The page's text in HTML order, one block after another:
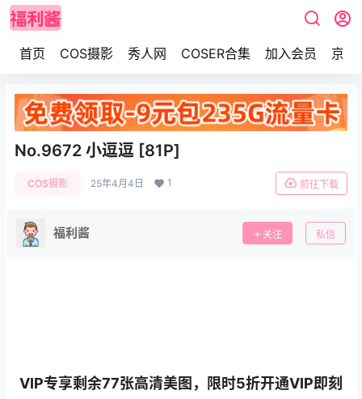
首页 COS摄影 秀人网 COSER合集 加入会员 京东
No.9672 小逗逗 [81P]
COS摄影 25年4月4日 1 前往下载
福利酱 关注 私信
VIP专享剩余77张高清美图，限时5折开通VIP即刻